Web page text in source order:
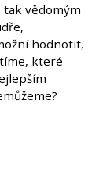
tak vědomým
hodnotit,
které